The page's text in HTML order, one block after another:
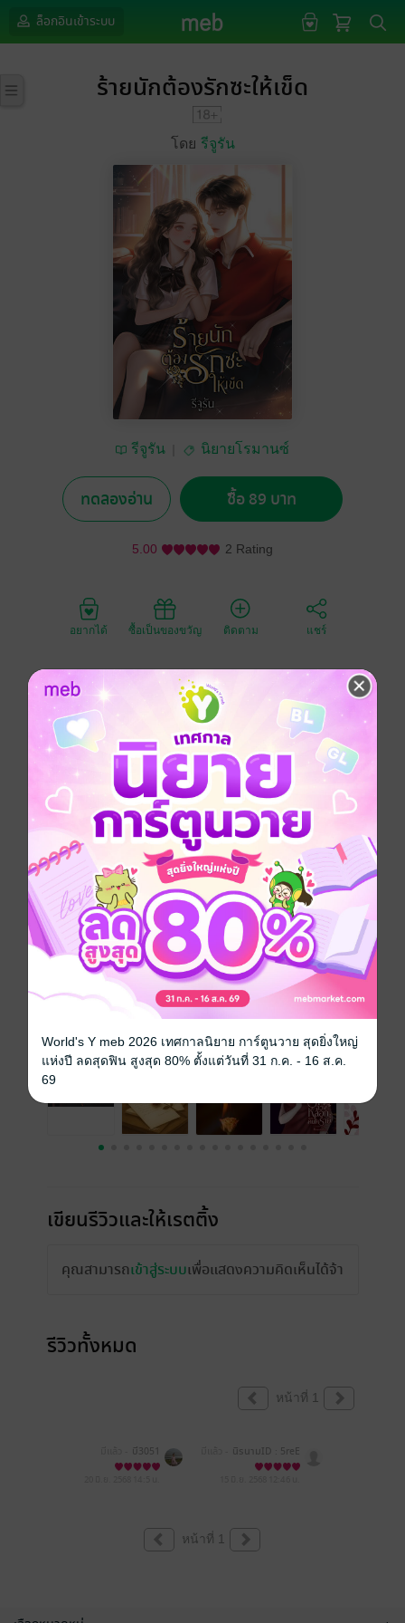
ล็อกอินเข้าระบบ
ร้ายนักต้องรักซะให้เข็ด
โดย รีจูรัน
รีจูรัน นิยายโรมานซ์
ทดลองอ่าน ซื้อ 89 บาท
5.00 2 Rating
อยากได้ ซื้อเป็นของขวัญ ติดตาม แชร์
#นิริน เด็กหญิงที่แอบปลื้มพี่ชายอย่างทัศวิน ปากเรียกพี่
ชาย แต่ใจหวั่นไหว เป็นพี่ชายนิ่งๆ หาทางตีสนิททุกรูปแบบ
ใครจะรู้ ภายใต้ใบหน้าสงบนิ่ง ทัศวิน แอบซ่อนเล่ห์รักไว้
ตามประสานายวายร้ายตัวพ่อ
โรมานซ์
ประเภทไฟล์ pdf, epub (สารบัญ)
วันที่วางขาย 15 มิถุนายน 2568
ความยาว 123 หน้า (≈ 11,530 คำ)
ราคาปก 89 บาท
เรื่องที่คุณน่าจะสนใจ
เขียนรีวิวและให้เรตติ้ง
คุณสามารถเข้าสู่ระบบเพื่อแสดงความคิดเห็นได้จ้า
รีวิวทั้งหมด
หน้าที่ 1
บี3051
นิรนามID : 5reE
6RE503
หน้าที่ 1
World's Y meb 2026 เทศกาลนิยาย การ์ตูนวาย สุดยิ่งใหญ่
แห่งปี ลดสุดฟิน สูงสุด 80% ตั้งแต่วันที่ 31 ก.ค. - 16 ส.ค.
69